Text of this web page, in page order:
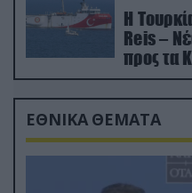
Η
Reis –
προς τα
ΕΘΝΙΚΑ ΘΕΜΑΤΑ